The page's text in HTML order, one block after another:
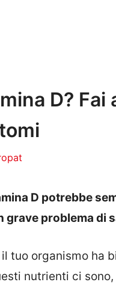
D?
D potrebbe
grave problema di
il tuo organismo ha
nutrienti ci